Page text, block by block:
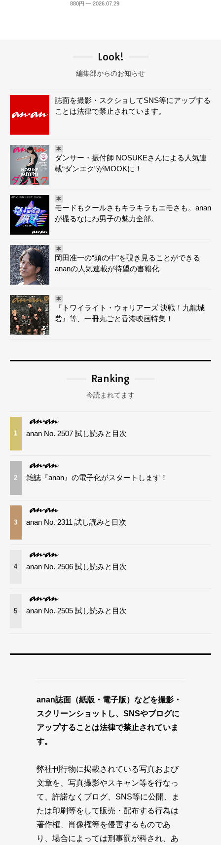
880円 — 2026.07.29
Look!
編集部からのお知らせ
誌面を撮影・スクショしてSNS等にアップする
ことは法律で禁止されています。
本
ダンサー・振付師 NOSUKEさんによる人気連
載“ダンエク”がMOOKに！
本
モードもクールさもキラキラもエモさも。anan
が撮るなにわ男子の魅力全部。
本
岡田准一の“頭の中”を覗き見ることができる
ananの人気連載が待望の書籍化
本
『トワイライト・ウォリアーズ 決戦！九龍城
砦』等、一冊丸ごと香港映画特集！
Ranking
今読まれてます
1 anan No. 2507 試し読みと目次
2 雑誌『anan』の電子化がスタートします！
3 anan No. 2311 試し読みと目次
4 anan No. 2506 試し読みと目次
5 anan No. 2505 試し読みと目次
anan誌面（紙版・電子版）などを撮影・
スクリーンショットし、SNSやブログに
アップすることは法律で禁止されていま
す。
弊社刊行物に掲載されている写真および
文章を、写真撮影やスキャン等を行なっ
て、許諾なくブログ、SNS等に公開、ま
たは印刷等をして販売・配布する行為は
著作権、肖像権等を侵害するものであ
り、場合によっては刑事罰が科され、あ